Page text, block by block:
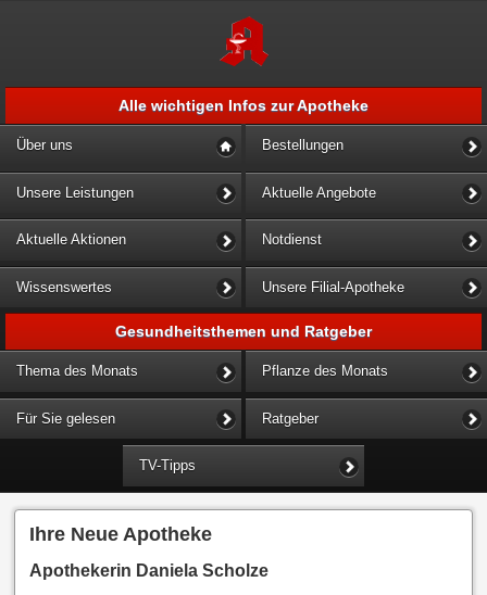
Alle wichtigen Infos zur Apotheke
Über uns Bestellungen
Unsere Leistungen Aktuelle Angebote
Aktuelle Aktionen Notdienst
Wissenswertes Unsere Filial-Apotheke
Gesundheitsthemen und Ratgeber
Thema des Monats Pflanze des Monats
Für Sie gelesen Ratgeber
TV-Tipps
Ihre Neue Apotheke
Apothekerin Daniela Scholze